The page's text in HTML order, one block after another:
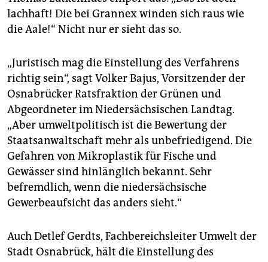
lachhaft! Die bei Grannex winden sich raus wie
die Aale!“ Nicht nur er sieht das so.
„Juristisch mag die Einstellung des Verfahrens
richtig sein“, sagt Volker Bajus, Vorsitzender der
Osnabrücker Ratsfraktion der Grünen und
Abgeordneter im Niedersächsischen Landtag.
„Aber umweltpolitisch ist die Bewertung der
Staatsanwaltschaft mehr als unbefriedigend. Die
Gefahren von Mikroplastik für Fische und
Gewässer sind hinlänglich bekannt. Sehr
befremdlich, wenn die niedersächsische
Gewerbeaufsicht das anders sieht.“
Auch Detlef Gerdts, Fachbereichsleiter Umwelt der
Stadt Osnabrück, hält die Einstellung des